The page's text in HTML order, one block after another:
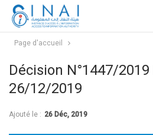
Page d'accueil
Décision N°1447/2019
26/12/2019
Ajouté le : 26 Déc, 2019